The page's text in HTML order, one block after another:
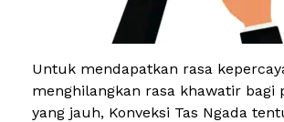
Untuk mendapatkan rasa
menghilangkan rasa khawatir bagi
yang jauh, Konveksi Tas Ngada